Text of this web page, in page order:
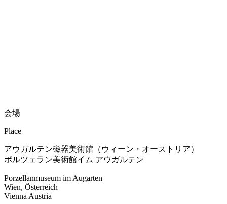
会場
Place
アウガルテン磁器美術館（ウィーン・オーストリア）
ポルツェラン美術館イム アウガルテン
Porzellanmuseum im Augarten
Wien, Österreich
Vienna Austria